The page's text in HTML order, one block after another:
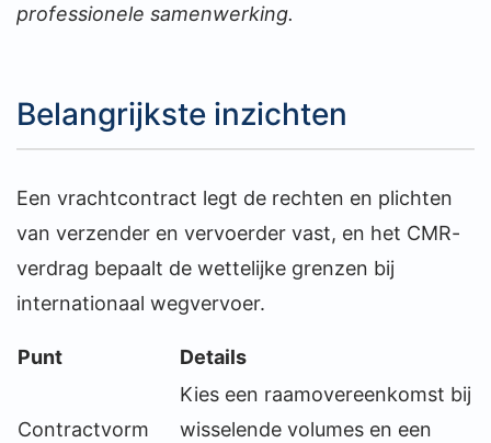
professionele samenwerking.
Belangrijkste inzichten
Een vrachtcontract legt de rechten en plichten
van verzender en vervoerder vast, en het CMR-
verdrag bepaalt de wettelijke grenzen bij
internationaal wegvervoer.
Punt Details
Contractvorm
Kies een raamovereenkomst bij
wisselende volumes en een